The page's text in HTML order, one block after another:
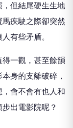
但結尾硬生生地
疾駛之際卻突然
有些矛盾。
一觀，甚至餘韻
身的支離破碎，
會不會有也人和
出電影院呢？